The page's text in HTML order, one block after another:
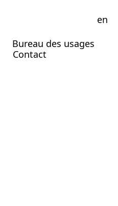
Bureau des usages
Contact
en